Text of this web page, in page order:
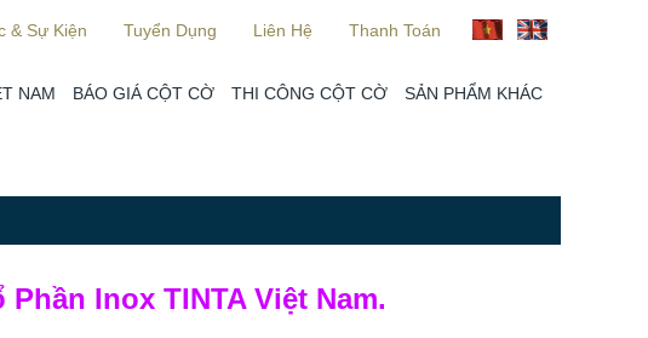
& Sự Kiện Tuyển Dụng Liên Hệ Thanh Toán
NAM BÁO GIÁ CỘT CỜ THI CÔNG CỘT CỜ SẢN PHẨM KHÁC
Inox TINTA Việt Nam.